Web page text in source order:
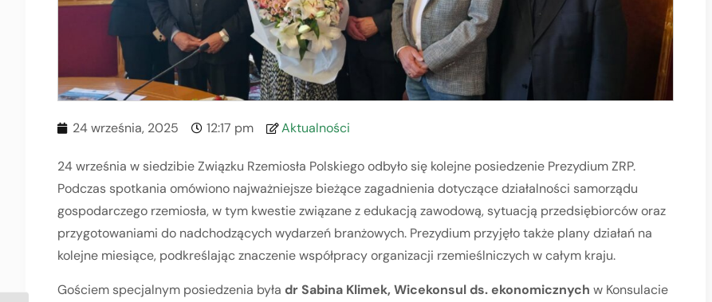
24 września, 2025 12:17 pm Aktualności
24 września w siedzibie Związku Rzemiosła Polskiego odbyło się kolejne posiedzenie Prezydium ZRP.
Podczas spotkania omówiono najważniejsze bieżące zagadnienia dotyczące działalności samorządu
gospodarczego rzemiosła, w tym kwestie związane z edukacją zawodową, sytuacją przedsiębiorców oraz
przygotowaniami do nadchodzących wydarzeń branżowych. Prezydium przyjęło także plany działań na
kolejne miesiące, podkreślając znaczenie współpracy organizacji rzemieślniczych w całym kraju.
Gościem specjalnym posiedzenia była drSabina Klimek, Wicekonsul ds. ekonomicznych w Konsulacie